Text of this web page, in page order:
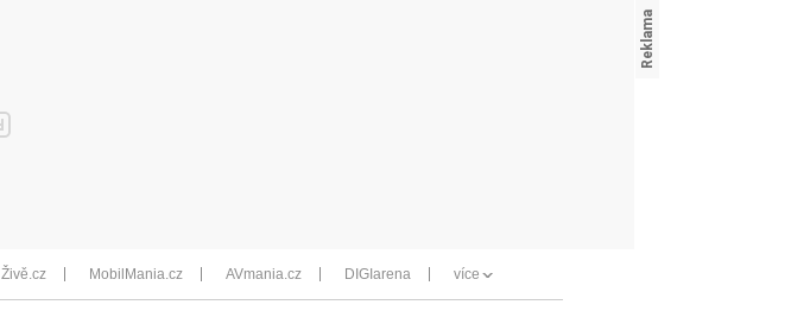
Živě.cz MobilMania.cz AVmania.cz DIGIarena více